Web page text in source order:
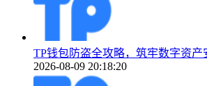
TP钱包防盗全攻略，筑牢数字资产
2026-08-09 20:18:20